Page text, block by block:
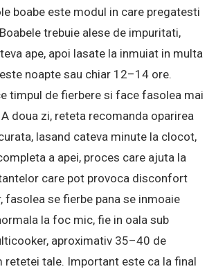
boabe este modul in care pregatesti
trebuie alese de impuritati,
ape, apoi lasate la inmuiat in multa
noapte sau chiar 12–14 ore.
timpul de fierbere si face fasolea mai
doua zi, reteta recomanda oparirea
lasand cateva minute la clocot,
a apei, proces care ajuta la
care pot provoca disconfort
fasolea se fierbe pana se inmoaie
la foc mic, fie in oala sub
aproximativ 35–40 de
retetei tale. Important este ca la final